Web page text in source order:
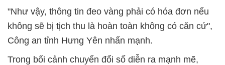
"Như vậy, thông tin đeo vàng phải có hóa đơn nếu
không sẽ bị tịch thu là hoàn toàn không có căn cứ",
Công an tỉnh Hưng Yên nhấn mạnh.
Trong bối cảnh chuyển đổi số diễn ra mạnh mẽ,